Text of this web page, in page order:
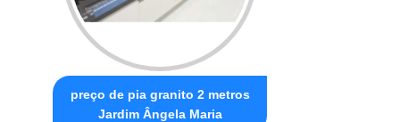
preço de pia granito 2 metros
Jardim Ângela Maria